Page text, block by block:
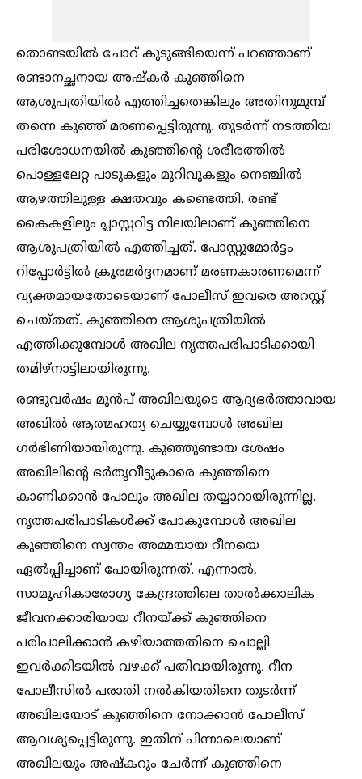
തൊണ്ടയില്‍ ചോറ് കുടുങ്ങിയെന്ന് പറഞ്ഞാണ്
രണ്ടാനച്ഛനായ അഷ്കർ കുഞ്ഞിനെ
ആശുപത്രിയില്‍ എത്തിച്ചതെങ്കിലും അതിനുമുമ്പ്
തന്നെ കുഞ്ഞ് മരണപ്പെട്ടിരുന്നു. തുടർന്ന് നടത്തിയ
പരിശോധനയില്‍ കുഞ്ഞിന്റെ ശരീരത്തില്‍
പൊള്ളലേറ്റ പാടുകളും മുറിവുകളും നെഞ്ചില്‍
ആഴത്തിലുള്ള ക്ഷതവും കണ്ടെത്തി. രണ്ട്
കൈകളിലും പ്ലാസ്റ്ററിട്ട നിലയിലാണ് കുഞ്ഞിനെ
ആശുപത്രിയില്‍ എത്തിച്ചത്. പോസ്റ്റുമോർട്ടം
റിപ്പോർട്ടില്‍ ക്രൂരമർദ്ദനമാണ് മരണകാരണമെന്ന്
വ്യക്തമായതോടെയാണ് പോലീസ് ഇവരെ അറസ്റ്റ്
ചെയ്തത്. കുഞ്ഞിനെ ആശുപത്രിയില്‍
എത്തിക്കുമ്പോള്‍ അഖില നൃത്തപരിപാടിക്കായി
തമിഴ്‌നാട്ടിലായിരുന്നു.
രണ്ടുവർഷം മുൻപ് അഖിലയുടെ ആദ്യഭർത്താവായ
അഖില്‍ ആത്മഹത്യ ചെയ്യുമ്പോള്‍ അഖില
ഗർഭിണിയായിരുന്നു. കുഞ്ഞുണ്ടായ ശേഷം
അഖിലിന്റെ ഭർതൃവീട്ടുകാരെ കുഞ്ഞിനെ
കാണിക്കാൻ പോലും അഖില തയ്യാറായിരുന്നില്ല.
നൃത്തപരിപാടികള്‍ക്ക് പോകുമ്പോള്‍ അഖില
കുഞ്ഞിനെ സ്വന്തം അമ്മയായ റീനയെ
ഏല്‍പ്പിച്ചാണ് പോയിരുന്നത്. എന്നാല്‍,
സാമൂഹികാരോഗ്യ കേന്ദ്രത്തിലെ താല്‍ക്കാലിക
ജീവനക്കാരിയായ റീനയ്ക്ക് കുഞ്ഞിനെ
പരിപാലിക്കാൻ കഴിയാത്തതിനെ ചൊല്ലി
ഇവർക്കിടയില്‍ വഴക്ക് പതിവായിരുന്നു. റീന
പോലീസില്‍ പരാതി നല്‍കിയതിനെ തുടർന്ന്
അഖിലയോട് കുഞ്ഞിനെ നോക്കാൻ പോലീസ്
ആവശ്യപ്പെട്ടിരുന്നു. ഇതിന് പിന്നാലെയാണ്
അഖിലയും അഷ്കറും ചേർന്ന് കുഞ്ഞിനെ